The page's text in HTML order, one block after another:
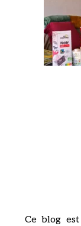
Ce blog